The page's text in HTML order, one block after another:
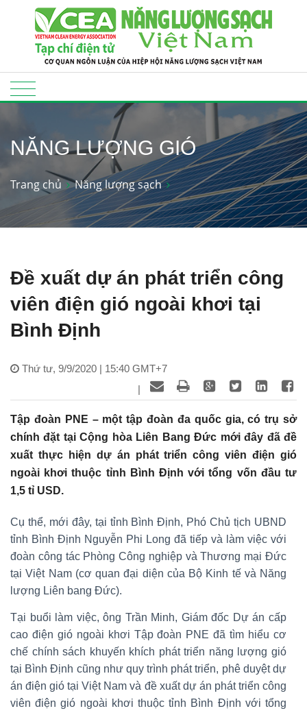
NĂNG LƯỢNG GIÓ
Trang chủ Năng lượng sạch
Đề xuất dự án phát triển công
viên điện gió ngoài khơi tại
Bình Định
Thứ tư, 9/9/2020 | 15:40 GMT+7
|
Tập đoàn PNE – một tập đoàn đa quốc gia, có trụ sở
chính đặt tại Cộng hòa Liên Bang Đức mới đây đã đề
xuất thực hiện dự án phát triển công viên điện gió
ngoài khơi thuộc tỉnh Bình Định với tổng vốn đầu tư
1,5 tỉ USD.
Cụ thể, mới đây, tại tỉnh Bình Định, Phó Chủ tịch UBND
tỉnh Bình Định Nguyễn Phi Long đã tiếp và làm việc với
đoàn công tác Phòng Công nghiệp và Thương mại Đức
tại Việt Nam (cơ quan đại diện của Bộ Kinh tế và Năng
lượng Liên bang Đức).
Tại buổi làm việc, ông Trần Minh, Giám đốc Dự án cấp
cao điện gió ngoài khơi Tập đoàn PNE đã tìm hiểu cơ
chế chính sách khuyến khích phát triển năng lượng gió
tại Bình Định cũng như quy trình phát triển, phê duyệt dự
án điện gió tại Việt Nam và đề xuất dự án phát triển công
viên điện gió ngoài khơi thuộc tỉnh Bình Định với tổng